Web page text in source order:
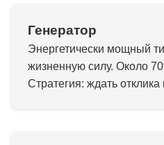
Генератор
Энергетически мощный
жизненную силу. Около
Стратегия: ждать